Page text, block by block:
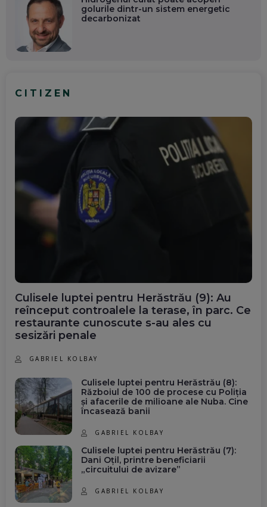
golurile dintr-un sistem energetic
decarbonizat
CITIZEN
Culisele luptei pentru Herăstrău (9): Au
reînceput controalele la terase, în parc. Ce
restaurante cunoscute s-au ales cu
sesizări penale
GABRIEL KOLBAY
Culisele luptei pentru Herăstrău (8):
Războiul de 100 de procese cu Poliția
și afacerile de milioane ale Nuba. Cine
încasează banii
GABRIEL KOLBAY
Culisele luptei pentru Herăstrău (7):
Dani Oțil, printre beneficiarii
„circuitului de avizare”
GABRIEL KOLBAY